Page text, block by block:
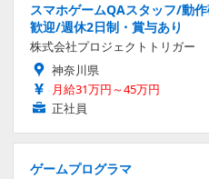
スマホゲームQAスタッフ/動
歓迎/週休2日制・賞与あり
株式会社プロジェクトトリガー
神奈川県
月給31万円～45万円
正社員
ゲームプログラマ